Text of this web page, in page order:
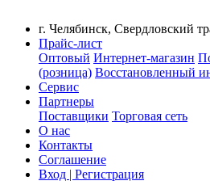
г. Челябинск, Свердловский
Прайс-лист
Оптовый Интернет-магазин
(розница) Восстановленный
Сервис
Партнеры
Поставщики Торговая сеть
О нас
Контакты
Соглашение
Вход | Регистрация